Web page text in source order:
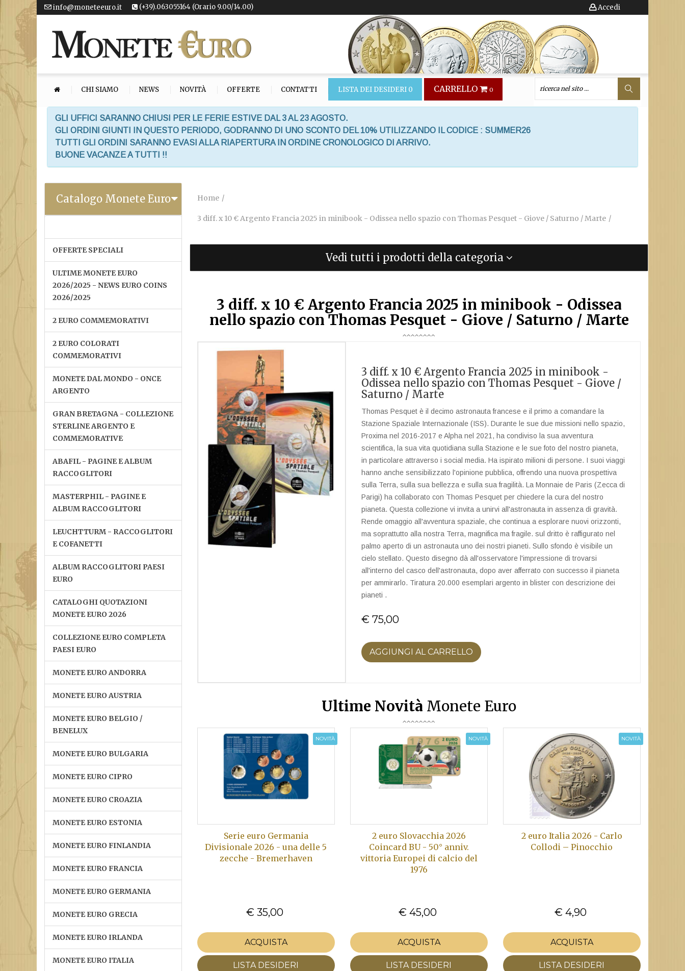
info@moneteeuro.it (+39).063055164 (Orario 9.00/14.00) Accedi
CHI SIAMO NEWS NOVITÀ OFFERTE CONTATTI LISTA DEI DESIDERI 0 CARRELLO 0
GLI UFFICI SARANNO CHIUSI PER LE FERIE ESTIVE DAL 3 AL 23 AGOSTO.
GLI ORDINI GIUNTI IN QUESTO PERIODO, GODRANNO DI UNO SCONTO DEL 10% UTILIZZANDO IL CODICE : SUMMER26
TUTTI GLI ORDINI SARANNO EVASI ALLA RIAPERTURA IN ORDINE CRONOLOGICO DI ARRIVO.
BUONE VACANZE A TUTTI !!
Catalogo Monete Euro
OFFERTE SPECIALI
ULTIME MONETE EURO
2026/2025 - NEWS EURO COINS
2026/2025
2 EURO COMMEMORATIVI
2 EURO COLORATI
COMMEMORATIVI
MONETE DAL MONDO - ONCE
ARGENTO
GRAN BRETAGNA - COLLEZIONE
STERLINE ARGENTO E
COMMEMORATIVE
ABAFIL - PAGINE E ALBUM
RACCOGLITORI
MASTERPHIL - PAGINE E
ALBUM RACCOGLITORI
LEUCHTTURM - RACCOGLITORI
E COFANETTI
ALBUM RACCOGLITORI PAESI
EURO
CATALOGHI QUOTAZIONI
MONETE EURO 2026
COLLEZIONE EURO COMPLETA
PAESI EURO
MONETE EURO ANDORRA
MONETE EURO AUSTRIA
MONETE EURO BELGIO /
BENELUX
MONETE EURO BULGARIA
MONETE EURO CIPRO
MONETE EURO CROAZIA
MONETE EURO ESTONIA
MONETE EURO FINLANDIA
MONETE EURO FRANCIA
MONETE EURO GERMANIA
MONETE EURO GRECIA
MONETE EURO IRLANDA
MONETE EURO ITALIA
Home
3 diff. x 10 € Argento Francia 2025 in minibook - Odissea nello spazio con Thomas Pesquet - Giove / Saturno / Marte
Vedi tutti i prodotti della categoria
3 diff. x 10 € Argento Francia 2025 in minibook - Odissea
nello spazio con Thomas Pesquet - Giove / Saturno / Marte
3 diff. x 10 € Argento Francia 2025 in minibook -
Odissea nello spazio con Thomas Pesquet - Giove /
Saturno / Marte
Thomas Pesquet è il decimo astronauta francese e il primo a comandare la
Stazione Spaziale Internazionale (ISS). Durante le sue due missioni nello spazio,
Proxima nel 2016-2017 e Alpha nel 2021, ha condiviso la sua avventura
scientifica, la sua vita quotidiana sulla Stazione e le sue foto del nostro pianeta,
in particolare attraverso i social media. Ha ispirato milioni di persone. I suoi viaggi
hanno anche sensibilizzato l'opinione pubblica, offrendo una nuova prospettiva
sulla Terra, sulla sua bellezza e sulla sua fragilità. La Monnaie de Paris (Zecca di
Parigi) ha collaborato con Thomas Pesquet per chiedere la cura del nostro
pianeta. Questa collezione vi invita a unirvi all'astronauta in assenza di gravità.
Rende omaggio all'avventura spaziale, che continua a esplorare nuovi orizzonti,
ma soprattutto alla nostra Terra, magnifica ma fragile. sul dritto è raffigurato nel
palmo aperto di un astronauta uno dei nostri pianeti. Sullo sfondo è visibile un
cielo stellato. Questo disegno dà all'osservatore l'impressione di trovarsi
all'interno del casco dell'astronauta, dopo aver afferrato con successo il pianeta
per ammirarlo. Tiratura 20.000 esemplari argento in blister con descrizione dei
pianeti .
€ 75,00
AGGIUNGI AL CARRELLO
Ultime Novità Monete Euro
NOVITÀ
Serie euro Germania
Divisionale 2026 - una delle 5
zecche - Bremerhaven
€ 35,00
ACQUISTA
LISTA DESIDERI
NOVITÀ
2 euro Slovacchia 2026
Coincard BU - 50° anniv.
vittoria Europei di calcio del
1976
€ 45,00
ACQUISTA
LISTA DESIDERI
NOVITÀ
2 euro Italia 2026 - Carlo
Collodi – Pinocchio
€ 4,90
ACQUISTA
LISTA DESIDERI